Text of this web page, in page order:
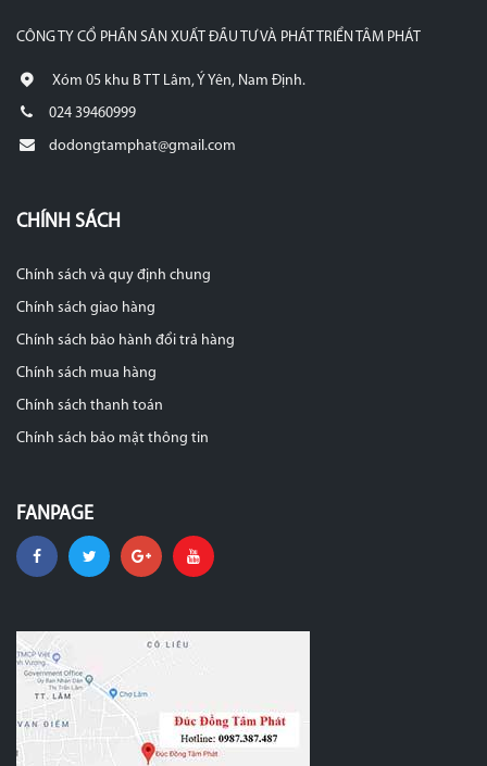
CÔNG TY CỔ PHẦN SẢN XUẤT ĐẦU TƯ VÀ PHÁT TRIỂN TÂM PHÁT
Xóm 05 khu B TT Lâm, Ý Yên, Nam Định.
024 39460999
dodongtamphat@gmail.com
CHÍNH SÁCH
Chính sách và quy định chung
Chính sách giao hàng
Chính sách bảo hành đổi trả hàng
Chính sách mua hàng
Chính sách thanh toán
Chính sách bảo mật thông tin
FANPAGE